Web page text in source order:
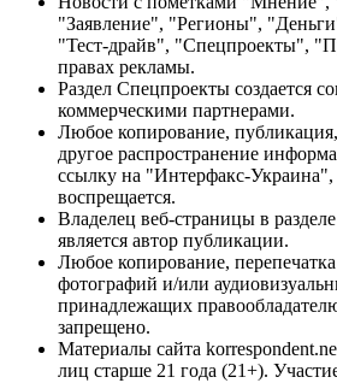
"Заявление", "Регионы",
"Тест-драйв", "Спецпроекты",
правах рекламы.
Раздел Спецпроекты создается
коммерческими партнерами.
Любое копирование,
другое распространение
ссылку на "Интерфакс-Украина",
воспрещается.
Владелец веб-страницы в
является автор публикации.
Любое копирование,
фотографий и/или
принадлежащих
запрещено.
Материалы сайта
лиц старше 21 года (21+).